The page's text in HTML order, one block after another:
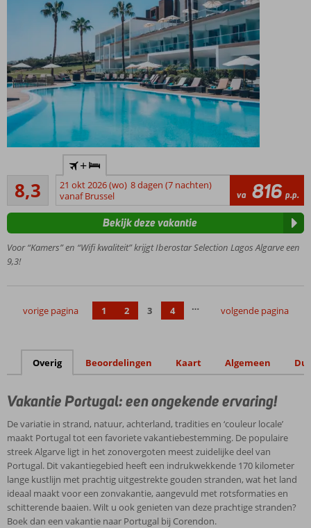
loopafstand
van het
strand
Pak
naar
2
zwembaden
Halfpension
ook
mogelijk
8,3
Zeer goed
3
beoordelingen
+
21 okt 2026 (wo) 8 dagen (7 nachten)
vanaf Brussel
va 816 p.p.
Voor “Kamers” en “Wifi kwaliteit” krijgt Iberostar Selection Lagos Algarve een
9,3!
Bekijk deze vakantie
vorige pagina 1 2 3 4 … volgende pagina
Overig Beoordelingen Kaart Algemeen
Vakantie Portugal: een ongekende ervaring!
De variatie in strand, natuur, achterland, tradities en ‘couleur locale’
maakt Portugal tot een favoriete vakantiebestemming. De populaire
streek Algarve ligt in het zonovergoten meest zuidelijke deel van
Portugal. Dit vakantiegebied heeft een indrukwekkende 170 kilometer
lange kustlijn met prachtig uitgestrekte gouden stranden, wat het land
ideaal maakt voor een zonvakantie, aangevuld met rotsformaties en
schitterende baaien. Wilt u ook genieten van deze prachtige stranden?
Boek dan een vakantie naar Portugal bij Corendon.